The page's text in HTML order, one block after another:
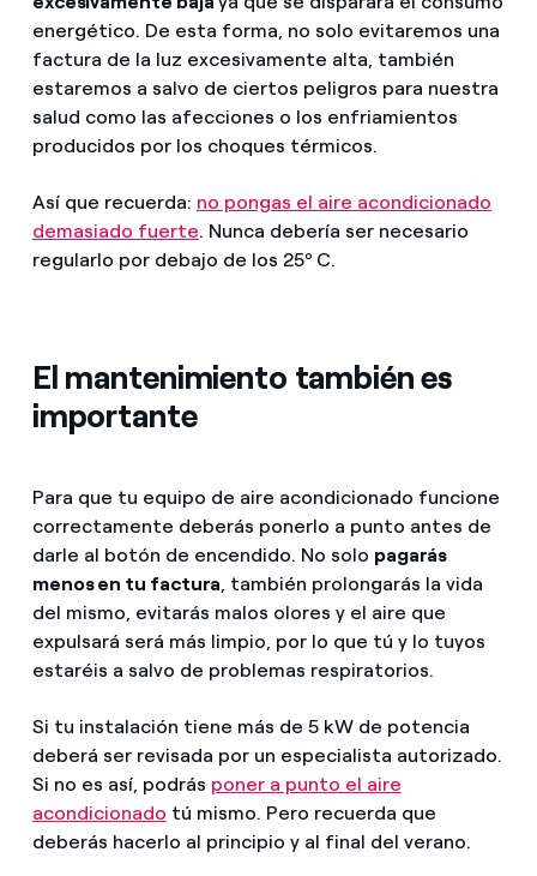
energético. De esta forma, no solo evitaremos una
factura de la luz excesivamente alta, también
estaremos a salvo de ciertos peligros para nuestra
salud como las afecciones o los enfriamientos
producidos por los choques térmicos.
Así que recuerda: no pongas el aire acondicionado
demasiado fuerte. Nunca debería ser necesario
regularlo por debajo de los 25º C.
El mantenimiento también es
importante
Para que tu equipo de aire acondicionado funcione
correctamente deberás ponerlo a punto antes de
darle al botón de encendido. No solo pagarás
menos en tu factura, también prolongarás la vida
del mismo, evitarás malos olores y el aire que
expulsará será más limpio, por lo que tú y lo tuyos
estaréis a salvo de problemas respiratorios.
Si tu instalación tiene más de 5 kW de potencia
deberá ser revisada por un especialista autorizado.
Si no es así, podrás poner a punto el aire
acondicionado tú mismo. Pero recuerda que
deberás hacerlo al principio y al final del verano.